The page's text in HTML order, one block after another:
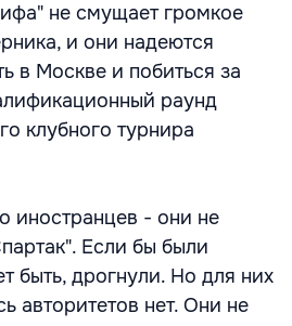
не смущает громкое
и они надеются
в Москве и побиться за
раунд
клубного турнира
иностранцев - они не
Если бы были
быть, дрогнули. Но для них
авторитетов нет. Они не